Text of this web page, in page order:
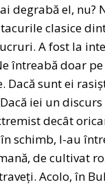
el, nu?
clasice
A fost la
întreabă doar
Dacă sunt ei
iei un
decât
schimb, l-au
de cultivat
Acolo, în